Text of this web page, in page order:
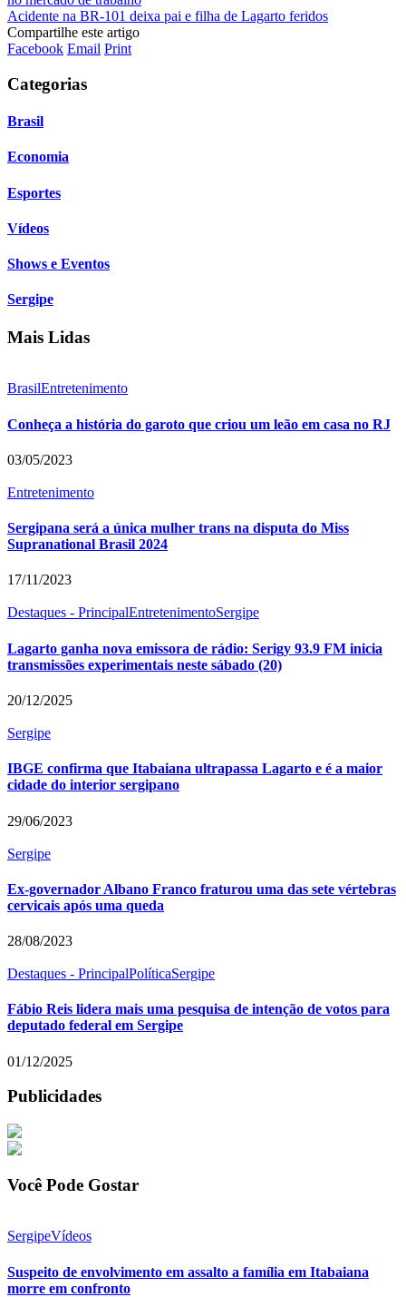
Acidente na BR-101 deixa pai e filha de Lagarto feridos
Compartilhe este artigo
Facebook Email Print
Categorias
Brasil
Economia
Esportes
Vídeos
Shows e Eventos
Sergipe
Mais Lidas
BrasilEntretenimento
Conheça a história do garoto que criou um leão em casa no RJ
03/05/2023
Entretenimento
Sergipana será a única mulher trans na disputa do Miss
Supranational Brasil 2024
17/11/2023
Destaques - PrincipalEntretenimentoSergipe
Lagarto ganha nova emissora de rádio: Serigy 93.9 FM inicia
transmissões experimentais neste sábado (20)
20/12/2025
Sergipe
IBGE confirma que Itabaiana ultrapassa Lagarto e é a maior
cidade do interior sergipano
29/06/2023
Sergipe
Ex-governador Albano Franco fraturou uma das sete vértebras
cervicais após uma queda
28/08/2023
Destaques - PrincipalPolíticaSergipe
Fábio Reis lidera mais uma pesquisa de intenção de votos para
deputado federal em Sergipe
01/12/2025
Publicidades
Você Pode Gostar
SergipeVídeos
Suspeito de envolvimento em assalto a família em Itabaiana
morre em confronto